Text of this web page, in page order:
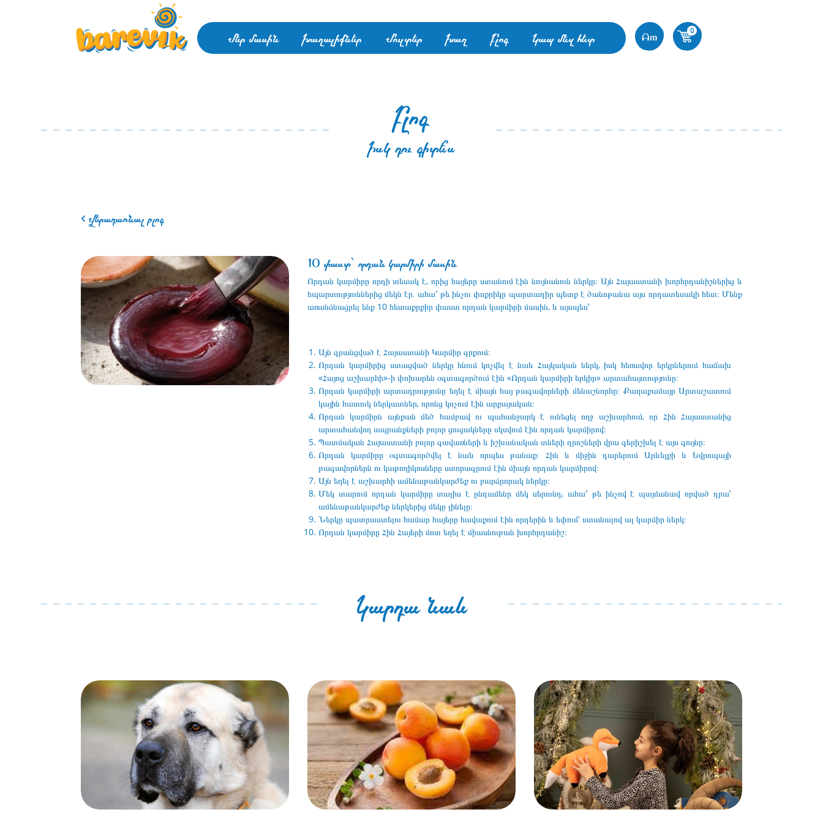
Մեր մասին Խաղալիքներ Մուլտեր Խաղ Բլոգ Կապ մեզ հետ Am
0
Բլոգ
Իսկ դու գիտե՞ս
Վերադառնալ բլոգ
10 փաստ՝ որդան կարմիրի մասին
Որդան կարմիրը որդի տեսակ է, որից հայերը ստանում էին նույնանուն ներկը։ Այն Հայաստանի խորհրդանիշներից և
հպարտություններից մեկն էր․ ահա՛ թե ինչու փոքրիկը պարտադիր պետք է ծանոթանա այս որդատեսակի հետ։ Մենք
առանձնացրել ենք 10 հետաքրքիր փաստ որդան կարմիրի մասին, և այսպես՝
Այն գրանցված է Հայաստանի Կարմիր գրքում։
Որդան կարմիրից ստացված ներկը հնում կոչվել է նաև Հայկական ներկ, իսկ հեռավոր երկրներում հաճախ
«Հայոց աշխարհի»-ի փոխարեն օգտագործում էին «Որդան կարմիրի երկիր» արտահայտությունը։
Որդան կարմիրի արտադրությունը եղել է միայն հայ թագավորների մենաշնորհը։ Քաղաքամայր Արտաշատում
կային հատուկ ներկատներ, որոնց կոչում էին արքայական։
Որդան կարմիրն այնքան մեծ համբավ ու պահանջարկ է ունեցել ողջ աշխարհում, որ Հին Հայաստանից
արտահանվող ապրանքների բոլոր ցուցակները սկսվում էին որդան կարմիրով։
Պատմական Հայաստանի բոլոր գավառների և իշխանական տների դրոշների վրա գերիշխել է այս գույնը։
Որդան կարմիրը օգտագործվել է նաև որպես թանաք։ Հին և միջին դարերում Արևելքի և Եվրոպայի
թագավորներն ու կաթողիկոսները ստորագրում էին միայն որդան կարմիրով։
Այն եղել է աշխարհի ամենաթանկարժեք ու բարձրորակ ներկը։
Մեկ տարում որդան կարմիրը տալիս է ընդամենը մեկ սերունդ, ահա՛ թե ինչով է պայմանավ որված դրա՝
ամենաթանկարժեք ներկերից մեկը լինելը։
Ներկը պատրաստելու համար հայերը հավաքում էին որդերին և եփում՝ ստանալով ալ կարմիր ներկ։
Որդան կարմիրը Հին Հայերի մոտ եղել է միասնութան խորհրդանիշ։
Կարդա նաև